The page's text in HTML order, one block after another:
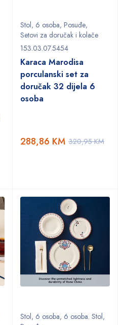
Stol, 6 osoba, Posuđe,
Setovi za doručak i kolače
153.03.07.5454
Karaca Marodisa
porculanski set za
doručak 32 dijela 6
osoba
320,95KM
288,86 KM
Stol, 6 osoba, 6 osoba. Stol,